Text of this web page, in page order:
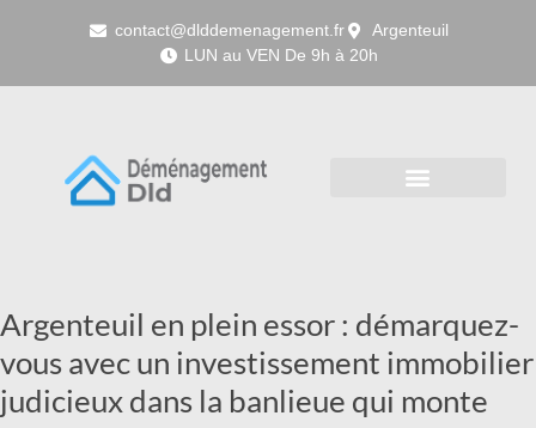
contact@dlddemenagement.fr
Argenteuil
LUN au VEN De 9h à 20h
Argenteuil en plein essor : démarquez-
vous avec un investissement immobilier
judicieux dans la banlieue qui monte